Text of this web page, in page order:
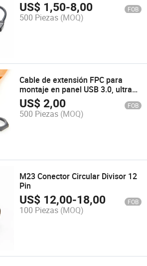
US$ 1,50-8,00 FOB
500 Piezas (MOQ)
Cable de extensión FPC para
montaje en panel USB 3.0, ultra
flexible 5gbps,, impermeable
IP67, con corte 20.8mm, ideal
para recintos, aplicaciones
US$2,00 FOB
500 Piezas (MOQ)
M23 Conector Circular Divisor 12
Pin
US$ 12,00-18,00 FOB
100 Piezas (MOQ)